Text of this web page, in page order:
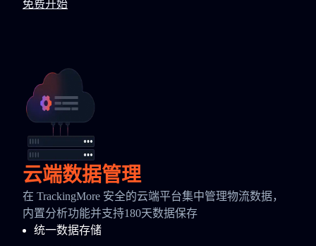
免费开始
云端数据管理
在 TrackingMore 安全的云端平台集中管理物流数据，
内置分析功能并支持180天数据保存
统一数据存储